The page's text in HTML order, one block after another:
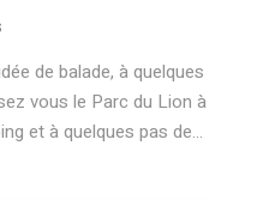
de balade, à quelques
vous le Parc du Lion à
et à quelques pas de...